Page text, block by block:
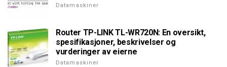
Datamaskiner
Router TP-LINK TL-WR720N: En oversikt,
spesifikasjoner, beskrivelser og
vurderinger av eierne
Datamaskiner